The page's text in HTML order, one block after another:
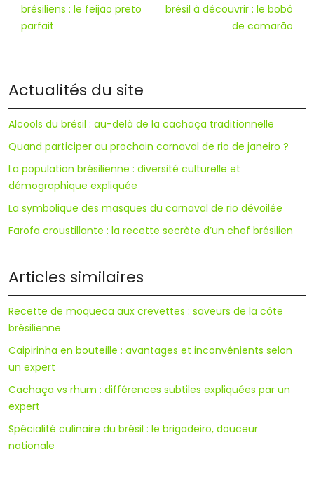
brésiliens : le feijão preto
parfait
brésil à découvrir : le bobó
de camarão
Actualités du site
Alcools du brésil : au-delà de la cachaça traditionnelle
Quand participer au prochain carnaval de rio de janeiro ?
La population brésilienne : diversité culturelle et
démographique expliquée
La symbolique des masques du carnaval de rio dévoilée
Farofa croustillante : la recette secrète d’un chef brésilien
Articles similaires
Recette de moqueca aux crevettes : saveurs de la côte
brésilienne
Caipirinha en bouteille : avantages et inconvénients selon
un expert
Cachaça vs rhum : différences subtiles expliquées par un
expert
Spécialité culinaire du brésil : le brigadeiro, douceur
nationale